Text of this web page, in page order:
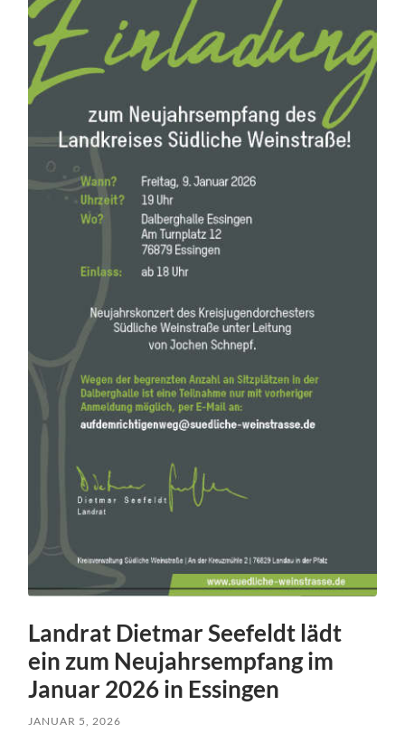
Landrat Dietmar Seefeldt lädt
ein zum Neujahrsempfang im
Januar 2026 in Essingen
JANUAR 5, 2026